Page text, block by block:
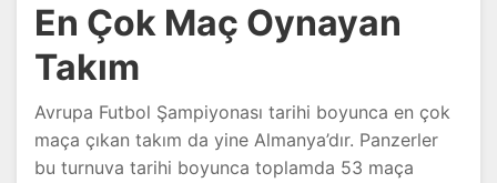
En Çok Maç Oynayan
Takım
Avrupa Futbol Şampiyonası tarihi boyunca en çok
maça çıkan takım da yine Almanya’dır. Panzerler
bu turnuva tarihi boyunca toplamda 53 maça